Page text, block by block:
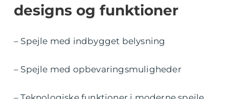
designs og funktioner
– Spejle med indbygget belysning
– Spejle med opbevaringsmuligheder